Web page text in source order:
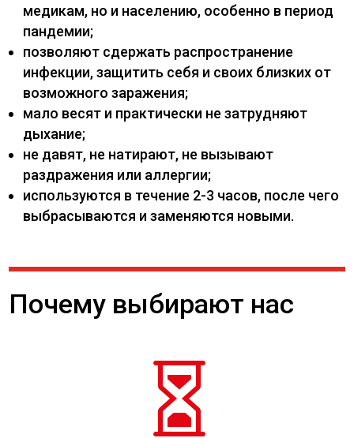
медикам, но и населению, особенно в период
пандемии;
позволяют сдержать распространение
инфекции, защитить себя и своих близких от
возможного заражения;
мало весят и практически не затрудняют
дыхание;
не давят, не натирают, не вызывают
раздражения или аллергии;
используются в течение 2-3 часов, после чего
выбрасываются и заменяются новыми.
Почему выбирают нас
